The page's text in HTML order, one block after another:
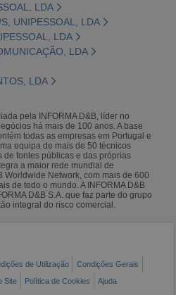
LDA
UNIPESSOAL, LDA
LDA
LDA
LDA
pela INFORMA D&B, líder no
há mais de 100 anos. A base
todas as empresas em Portugal e
equipa de mais de 50 técnicos
de fontes públicas e das próprias
a maior rede mundial de
Worldwide Network, com mais de 600
de todo o mundo. A INFORMA D&B
D&B S.A. que faz parte do grupo
integral do risco comercial.
de Utilização
Condições Gerais
Site Política de Cookies Ajuda